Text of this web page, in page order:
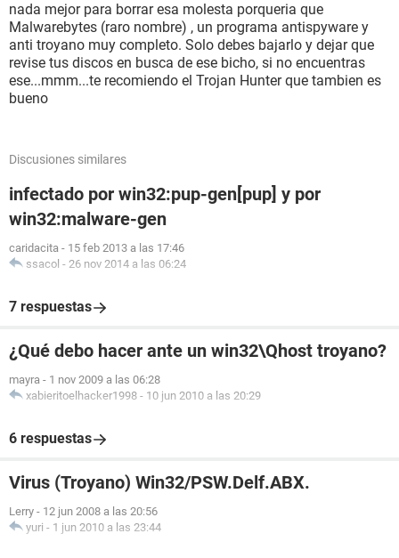
nada mejor para borrar esa molesta porqueria que
Malwarebytes (raro nombre) , un programa antispyware y
anti troyano muy completo. Solo debes bajarlo y dejar que
revise tus discos en busca de ese bicho, si no encuentras
ese...mmm...te recomiendo el Trojan Hunter que tambien es
bueno
Discusiones similares
infectado por win32:pup-gen[pup] y por
win32:malware-gen
caridacita - 15 feb 2013 a las 17:46
ssacol - 26 nov 2014 a las 06:24
7 respuestas
¿Qué debo hacer ante un win32\Qhost troyano?
mayra - 1 nov 2009 a las 06:28
xabieritoelhacker1998 - 10 jun 2010 a las 20:29
6 respuestas
Virus (Troyano) Win32/PSW.Delf.ABX.
Lerry - 12 jun 2008 a las 20:56
yuri - 1 jun 2010 a las 23:44